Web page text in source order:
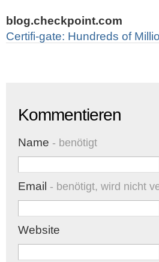
blog.checkpoint.com
Certifi-gate: Hundreds of
Kommentieren
Name - benötigt
Email - benötigt, wird nicht
Website